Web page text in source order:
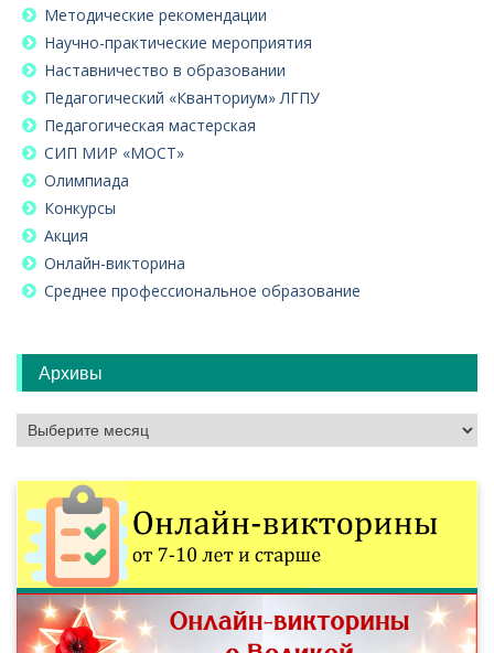
Методические рекомендации
Научно-практические мероприятия
Наставничество в образовании
Педагогический «Кванториум» ЛГПУ
Педагогическая мастерская
СИП МИР «МОСТ»
Олимпиада
Конкурсы
Акция
Онлайн-викторина
Среднее профессиональное образование
Архивы
Архивы